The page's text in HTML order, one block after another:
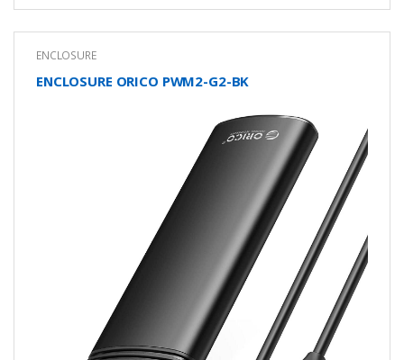
ENCLOSURE
ENCLOSURE ORICO PWM2-G2-BK